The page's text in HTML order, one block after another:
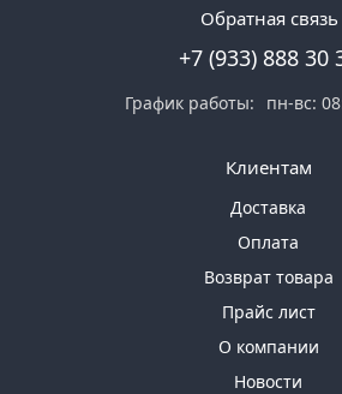
Обратная связь
+7 (933) 888 30
График работы: пн-вс:
Клиентам
Доставка
Оплата
Возврат товара
Прайс лист
О компании
Новости